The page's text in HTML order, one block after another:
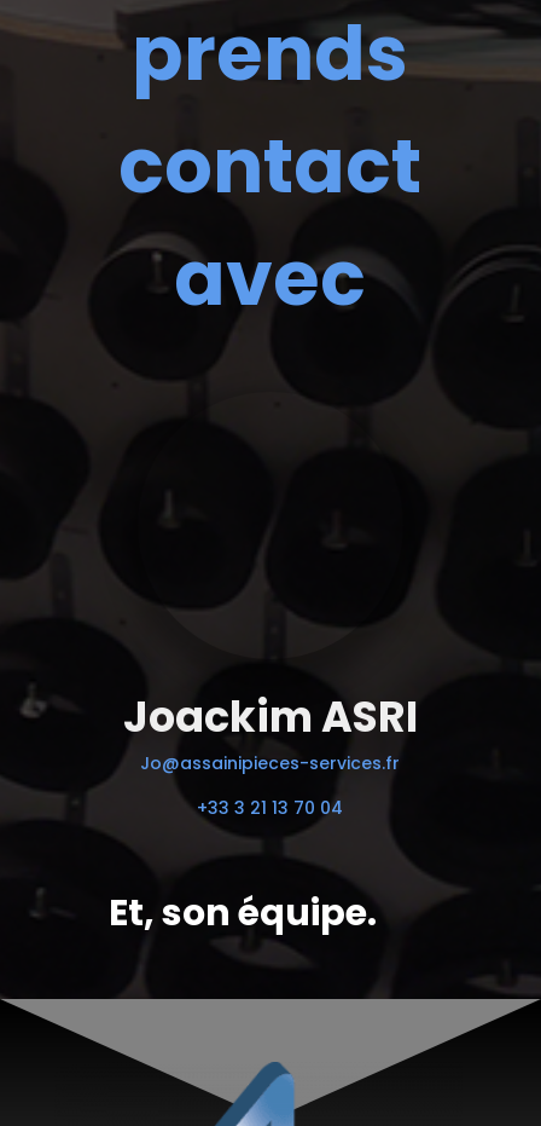
prends
contact
avec
Joackim ASRI
Jo@assainipieces-services.fr
+33 3 21 13 70 04
Et, son équipe.